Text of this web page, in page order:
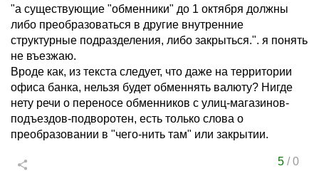
"а существующие "обменники" до 1 октября должны
либо преобразоваться в другие внутренние
структурные подразделения, либо закрыться.". я понять
не въезжаю.
Вроде как, из текста следует, что даже на территории
офиса банка, нельзя будет обменнять валюту? Нигде
нету речи о переносе обменников с улиц-магазинов-
подъездов-подворотен, есть только слова о
преобразовании в "чего-нить там" или закрытии.
5/0